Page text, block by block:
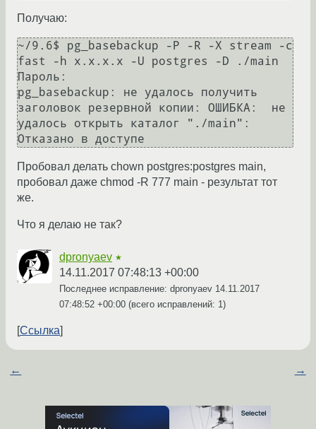
Получаю:
~/9.6$ pg_basebackup -P -R -X stream -c
fast -h x.x.x.x -U postgres -D ./main
Пароль:
pg_basebackup: не удалось получить
заголовок резервной копии: ОШИБКА:  не
удалось открыть каталог "./main":
Пробовал делать chown postgres:postgres main,
пробовал даже chmod -R 777 main - результат тот
же.
Что я делаю не так?
dpronyaev ★
14.11.2017 07:48:13 +00:00
Последнее исправление: dpronyaev 14.11.2017
07:48:52 +00:00 (всего исправлений: 1)
Ссылка
← →